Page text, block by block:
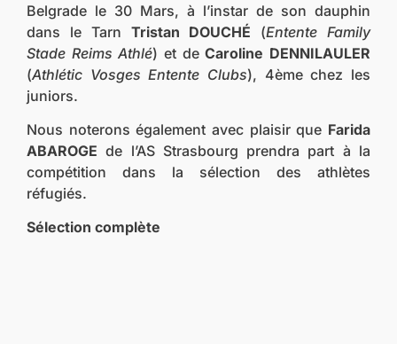
Belgrade le 30 Mars, à l’instar de son dauphin
dans le Tarn Tristan DOUCHÉ (Entente Family
Stade Reims Athlé) et deCaroline DENNILAULER
(Athlétic Vosges Entente Clubs), 4ème chez les
juniors.
Nous noterons également avec plaisir que Farida
ABAROGE de l’AS Strasbourg prendra part à la
compétition dans la sélection des athlètes
réfugiés.
Sélection complète